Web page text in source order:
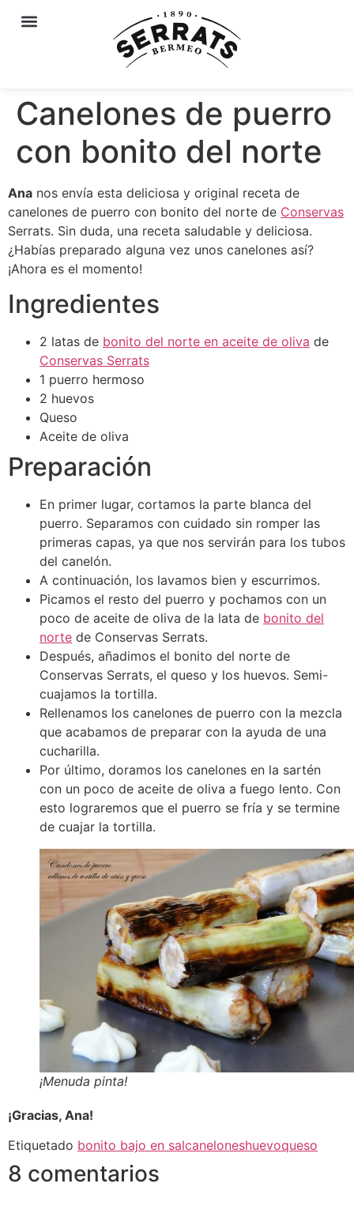
Canelones de puerro
con bonito del norte
Ana nos envía esta deliciosa y original receta de
canelones de puerro con bonito del norte de Conservas
Serrats. Sin duda, una receta saludable y deliciosa.
¿Habías preparado alguna vez unos canelones así?
¡Ahora es el momento!
Ingredientes
2 latas de bonito del norte en aceite de oliva de
Conservas Serrats
1 puerro hermoso
2 huevos
Queso
Aceite de oliva
Preparación
En primer lugar, cortamos la parte blanca del
puerro. Separamos con cuidado sin romper las
primeras capas, ya que nos servirán para los tubos
del canelón.
A continuación, los lavamos bien y escurrimos.
Picamos el resto del puerro y pochamos con un
poco de aceite de oliva de la lata de bonito del
norte de Conservas Serrats.
Después, añadimos el bonito del norte de
Conservas Serrats, el queso y los huevos. Semi-
cuajamos la tortilla.
Rellenamos los canelones de puerro con la mezcla
que acabamos de preparar con la ayuda de una
cucharilla.
Por último, doramos los canelones en la sartén
con un poco de aceite de oliva a fuego lento. Con
esto lograremos que el puerro se fría y se termine
de cuajar la tortilla.
¡Menuda pinta!
¡Gracias, Ana!
Etiquetado bonito bajo en salcaneloneshuevoqueso
8 comentarios